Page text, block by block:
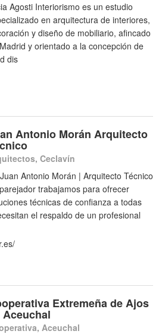
Agosti Interiorismo es un estudio
en arquitectura de interiores,
y diseño de mobiliario, afincado
y orientado a la concepción de
dis
Antonio Morán Arquitecto
Ceclavín
Antonio Morán | Arquitecto Técnico
trabajamos para ofrecer
técnicas de confianza a todas
el respaldo de un profesional
Extremeña de Ajos
Aceuchal
Aceuchal